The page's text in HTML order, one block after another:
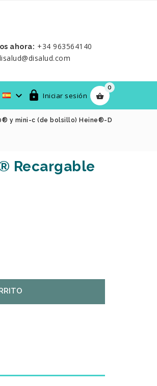
ahora: +34 963564140

0
 Iniciar sesión

y mini-c (de bolsillo) Heine®-D
Recargable